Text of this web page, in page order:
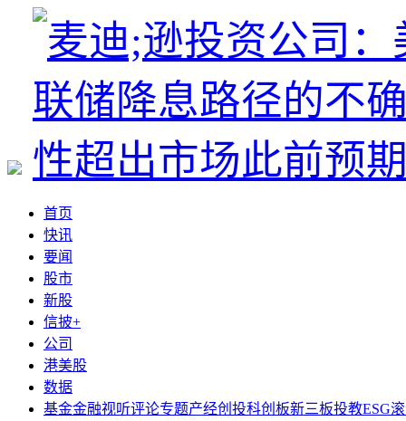
首页
快讯
要闻
股市
新股
信披+
公司
港美股
数据
基金金融视听评论专题产经创投科创板新三板投教ESG